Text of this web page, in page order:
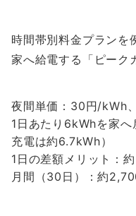
時間帯別料金プランを
家へ給電する「ピーク
夜間単価：30円/kWh
1日あたり6kWhを家
充電は約6.7kWh）
1日の差額メリット：
月間（30日）：約